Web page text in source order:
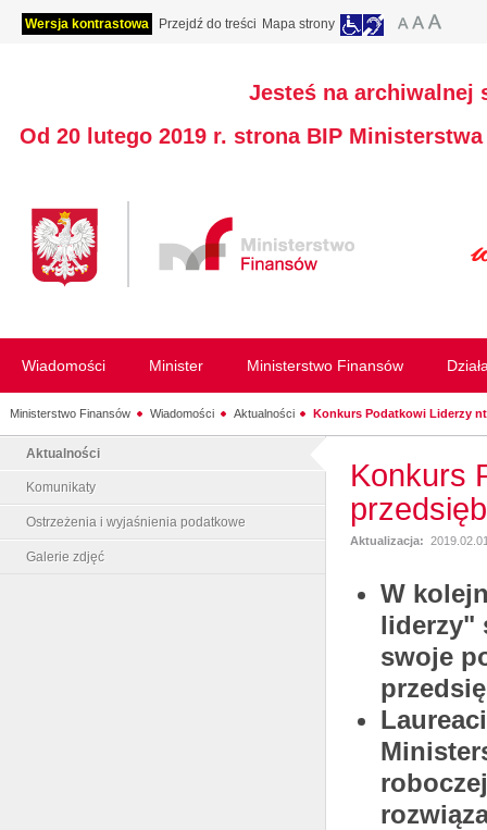
Wersja kontrastowa Przejdź do treści Mapa strony
Jesteś na archiwalnej
Od 20 lutego 2019 r. strona BIP
Wiadomości Minister Ministerstwo Finansów
Ministerstwo Finansów Wiadomości Aktualności Konkurs Podatkowi Liderzy
Aktualności
Komunikaty
Ostrzeżenia i wyjaśnienia podatkowe
Galerie zdjęć
Konkurs
Aktualizacja:
W
liderzy"
swoje